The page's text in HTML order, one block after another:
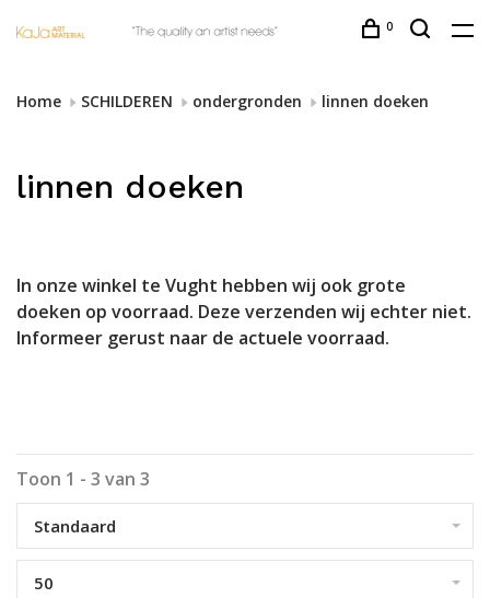
0
Home SCHILDEREN ondergronden linnen doeken
linnen doeken
In onze winkel te Vught hebben wij ook grote
doeken op voorraad. Deze verzenden wij echter niet.
Informeer gerust naar de actuele voorraad.
Toon 1 - 3 van 3
Standaard
50